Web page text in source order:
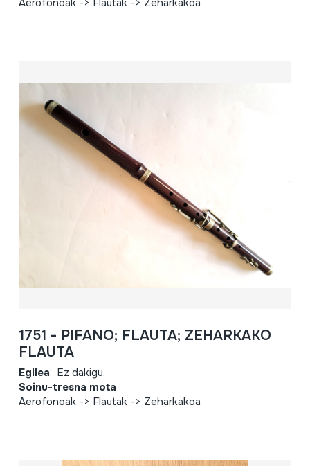
Aerofonoak -> Flautak -> Zeharkakoa
1751 - PIFANO; FLAUTA; ZEHARKAKO
FLAUTA
Egilea Ez dakigu.
Soinu-tresna mota
Aerofonoak -> Flautak -> Zeharkakoa